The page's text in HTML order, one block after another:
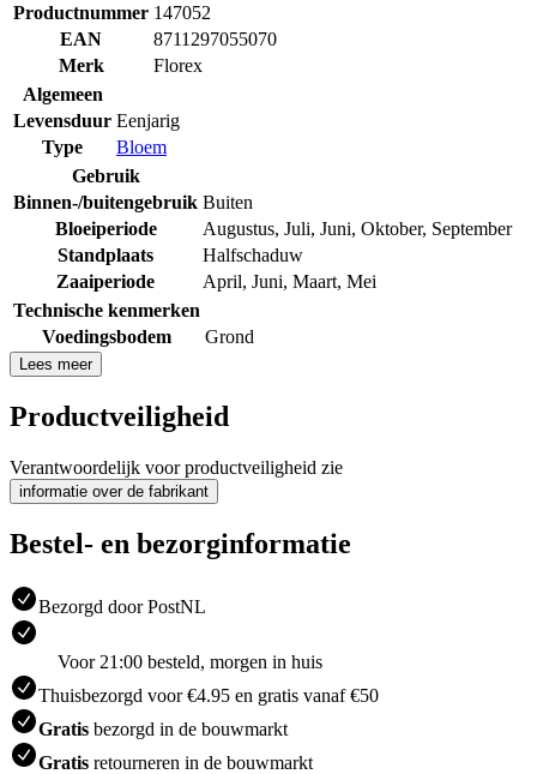
Productnummer 147052
EAN
8711297055070
Merk
Florex
Algemeen
Levensduur Eenjarig
Type
Bloem
Gebruik
Binnen-/buitengebruik Buiten
Bloeiperiode
Augustus, Juli, Juni, Oktober, September
Standplaats
Halfschaduw
Zaaiperiode
April, Juni, Maart, Mei
Technische kenmerken
Voedingsbodem
Grond
Lees meer
Productveiligheid
Verantwoordelijk voor productveiligheid zie
informatie over de fabrikant
Bestel- en bezorginformatie
Bezorgd door PostNL
Voor 21:00 besteld, morgen in huis
Thuisbezorgd voor €4.95 en gratis vanaf €50
Gratis bezorgd in de bouwmarkt
Gratis retourneren in de bouwmarkt